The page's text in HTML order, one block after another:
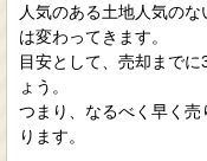
人気のある土地人気の
は変わってきます。
目安として、売却まで
ょう。
つまり、なるべく早く
ります。